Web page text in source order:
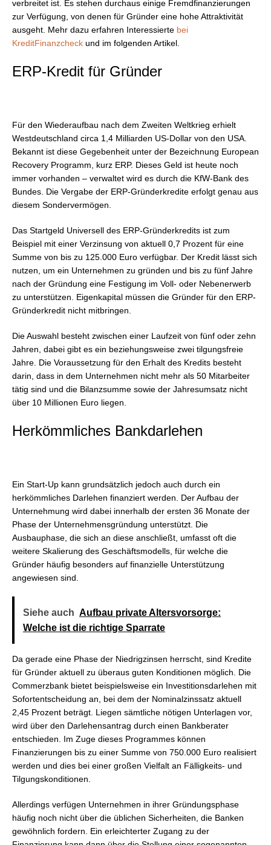
verbreitet ist. Es stehen durchaus einige Fremdfinanzierungen
zur Verfügung, von denen für Gründer eine hohe Attraktivität
ausgeht. Mehr dazu erfahren Interessierte bei
KreditFinanzcheck und im folgenden Artikel.
ERP-Kredit für Gründer
Für den Wiederaufbau nach dem Zweiten Weltkrieg erhielt
Westdeutschland circa 1,4 Milliarden US-Dollar von den USA.
Bekannt ist diese Gegebenheit unter der Bezeichnung European
Recovery Programm, kurz ERP. Dieses Geld ist heute noch
immer vorhanden – verwaltet wird es durch die KfW-Bank des
Bundes. Die Vergabe der ERP-Gründerkredite erfolgt genau aus
diesem Sondervermögen.
Das Startgeld Universell des ERP-Gründerkredits ist zum
Beispiel mit einer Verzinsung von aktuell 0,7 Prozent für eine
Summe von bis zu 125.000 Euro verfügbar. Der Kredit lässt sich
nutzen, um ein Unternehmen zu gründen und bis zu fünf Jahre
nach der Gründung eine Festigung im Voll- oder Nebenerwerb
zu unterstützen. Eigenkapital müssen die Gründer für den ERP-
Gründerkredit nicht mitbringen.
Die Auswahl besteht zwischen einer Laufzeit von fünf oder zehn
Jahren, dabei gibt es ein beziehungsweise zwei tilgungsfreie
Jahre. Die Voraussetzung für den Erhalt des Kredits besteht
darin, dass in dem Unternehmen nicht mehr als 50 Mitarbeiter
tätig sind und die Bilanzsumme sowie der Jahresumsatz nicht
über 10 Millionen Euro liegen.
Herkömmliches Bankdarlehen
Ein Start-Up kann grundsätzlich jedoch auch durch ein
herkömmliches Darlehen finanziert werden. Der Aufbau der
Unternehmung wird dabei innerhalb der ersten 36 Monate der
Phase der Unternehmensgründung unterstützt. Die
Ausbauphase, die sich an diese anschließt, umfasst oft die
weitere Skalierung des Geschäftsmodells, für welche die
Gründer häufig besonders auf finanzielle Unterstützung
angewiesen sind.
Siehe auch Aufbau private Altersvorsorge:
Welche ist die richtige Sparrate
Da gerade eine Phase der Niedrigzinsen herrscht, sind Kredite
für Gründer aktuell zu überaus guten Konditionen möglich. Die
Commerzbank bietet beispielsweise ein Investitionsdarlehen mit
Sofortentscheidung an, bei dem der Nominalzinssatz aktuell
2,45 Prozent beträgt. Liegen sämtliche nötigen Unterlagen vor,
wird über den Darlehensantrag durch einen Bankberater
entschieden. Im Zuge dieses Programmes können
Finanzierungen bis zu einer Summe von 750.000 Euro realisiert
werden und dies bei einer großen Vielfalt an Fälligkeits- und
Tilgungskonditionen.
Allerdings verfügen Unternehmen in ihrer Gründungsphase
häufig noch nicht über die üblichen Sicherheiten, die Banken
gewöhnlich fordern. Ein erleichterter Zugang zu der